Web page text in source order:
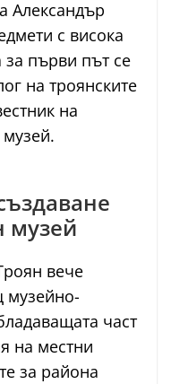
Александър
с висока
за първи път се
на троянските
на
музей
вече
музейно-
част
на местни
за района